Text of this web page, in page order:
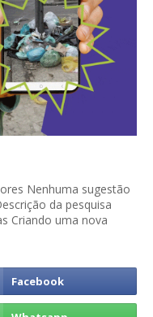
Nenhuma sugestão
da pesquisa
Criando uma nova